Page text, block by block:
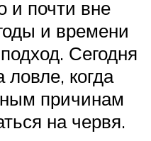
и почти вне
и времени
Сегодня
когда
причинам
на червя.